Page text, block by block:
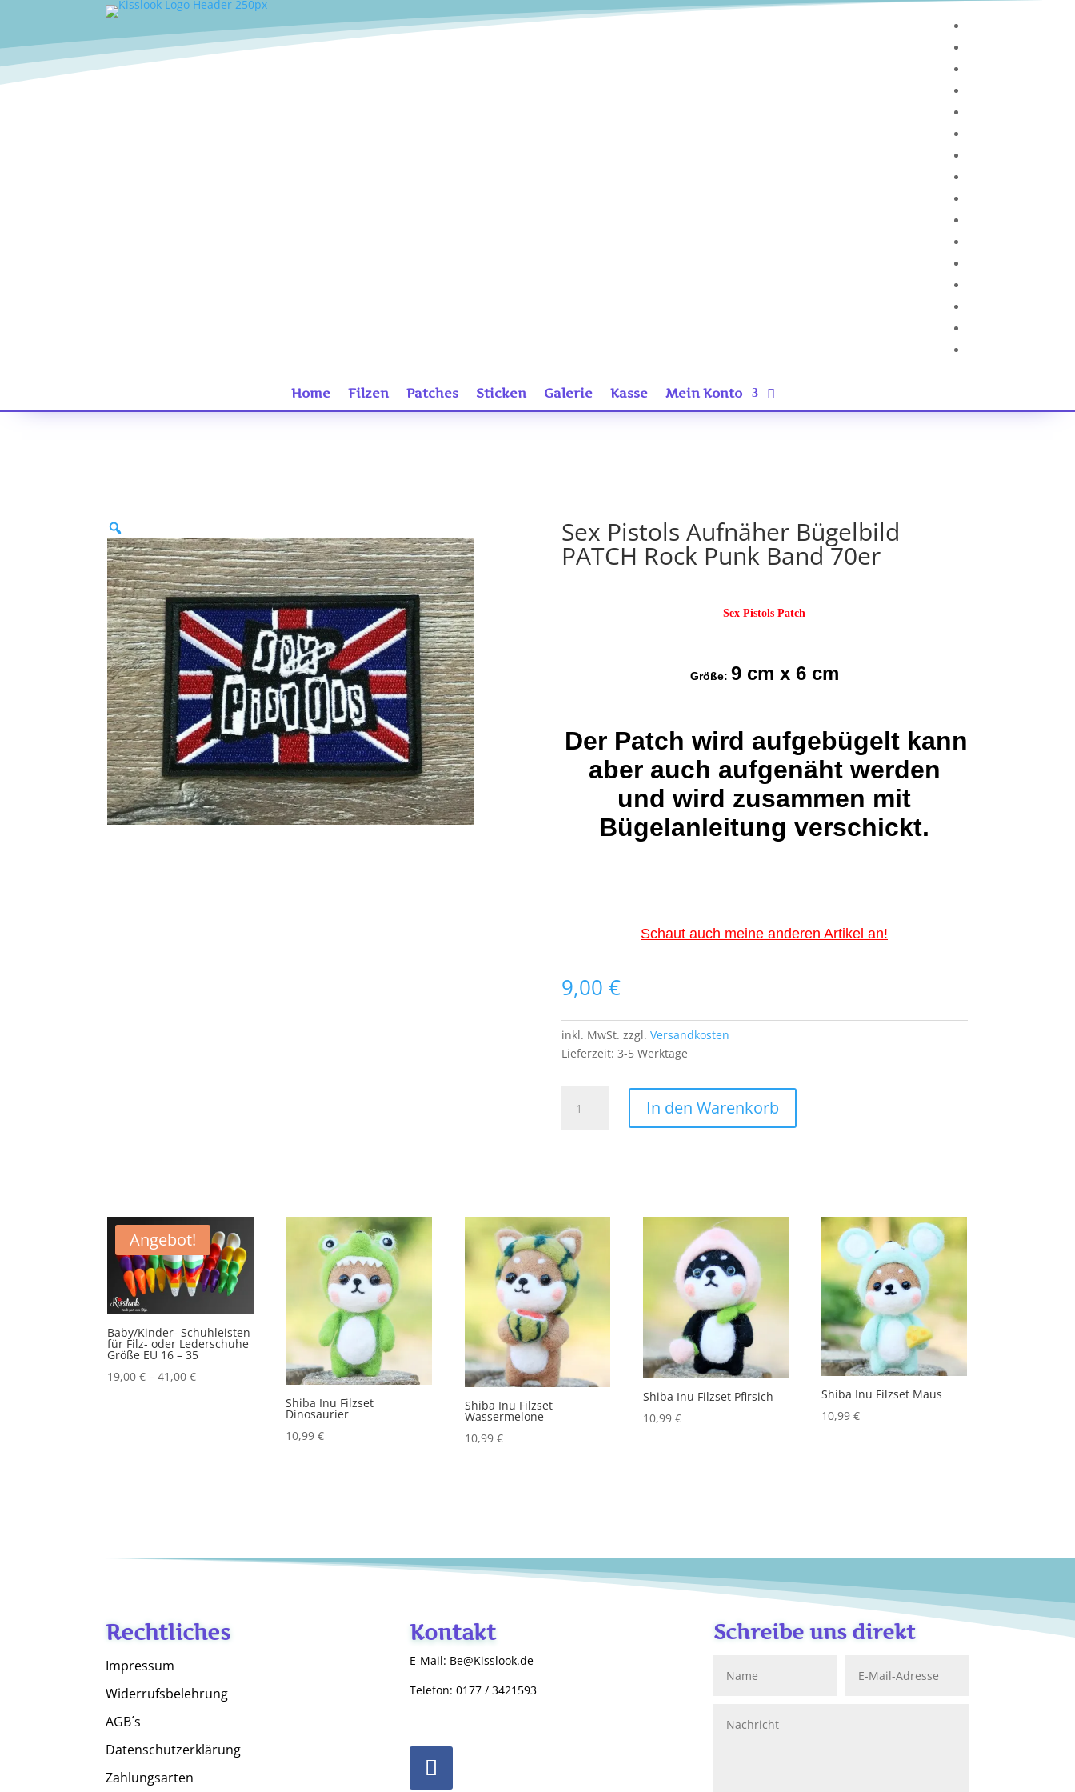
Home Filzen Patches Sticken Galerie Kasse Mein Konto
Sex Pistols Aufnäher Bügelbild
PATCH Rock Punk Band 70er
Sex Pistols Patch
Größe: 9 cm x 6 cm
Der Patch wird aufgebügelt kann
aber auch aufgenäht werden
und wird zusammen mit
Bügelanleitung verschickt.
Schaut auch meine anderen Artikel an!
9,00 €
inkl. MwSt. zzgl. Versandkosten
Lieferzeit: 3-5 Werktage
Pistols
Band
70er
Menge
In den Warenkorb
Angebot!
Baby/Kinder- Schuhleisten
für Filz- oder Lederschuhe
Größe EU 16 – 35
19,00€ –41,00€
Shiba Inu Filzset
Dinosaurier
10,99€
Shiba Inu Filzset
Wassermelone
10,99 €
Shiba Inu Filzset Pfirsich
10,99 €
Shiba Inu Filzset Maus
10,99 €
Rechtliches
Impressum
Widerrufsbelehrung
AGB´s
Datenschutzerklärung
Zahlungsarten
Kontakt
E-Mail: Be@Kisslook.de
Telefon: 0177 / 3421593
Schreibe uns direkt